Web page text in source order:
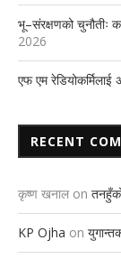
भू–संरक्षणको चुनौतीः
2026
एफ एम रेडियोकर्मिलाई
RECENT
कृष्ण खनाल on
KP Ojha on